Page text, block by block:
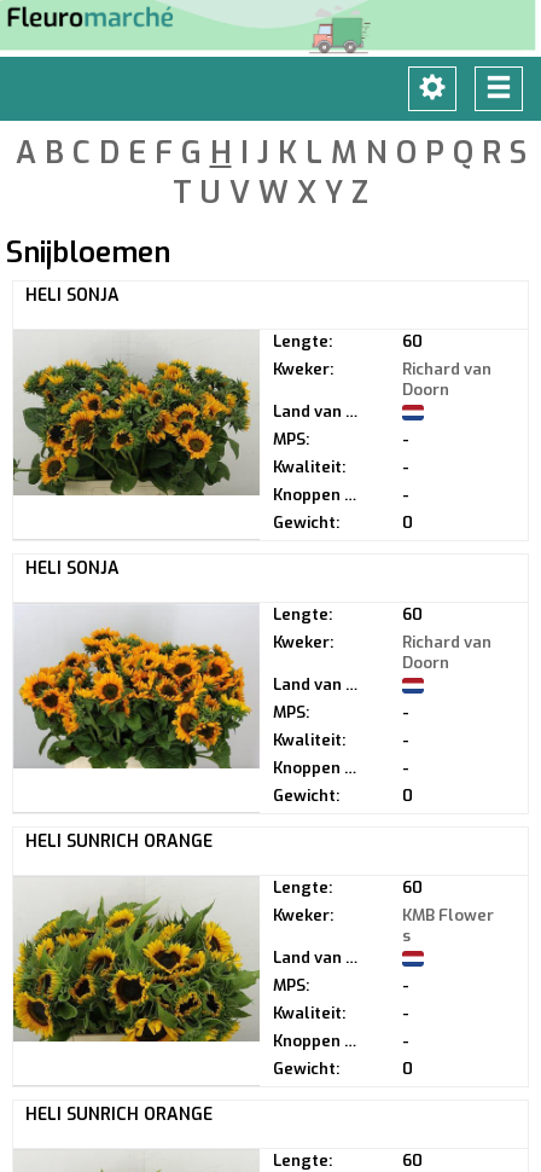
Toggle
A B C D E F G H I J K L M N O P Q R S
T U V W X Y Z
Snijbloemen
HELI SONJA
Lengte:
60
Kweker:
Richard van
Doorn
Land van herkomst:
MPS:
-
Kwaliteit:
-
Knoppen per steel:
-
Gewicht:
0
HELI SONJA
Lengte:
60
Kweker:
Richard van
Doorn
Land van herkomst:
MPS:
-
Kwaliteit:
-
Knoppen per steel:
-
Gewicht:
0
HELI SUNRICH ORANGE
Lengte:
60
Kweker:
KMB Flower
s
Land van herkomst:
MPS:
-
Kwaliteit:
-
Knoppen per steel:
-
Gewicht:
0
HELI SUNRICH ORANGE
Lengte:
60